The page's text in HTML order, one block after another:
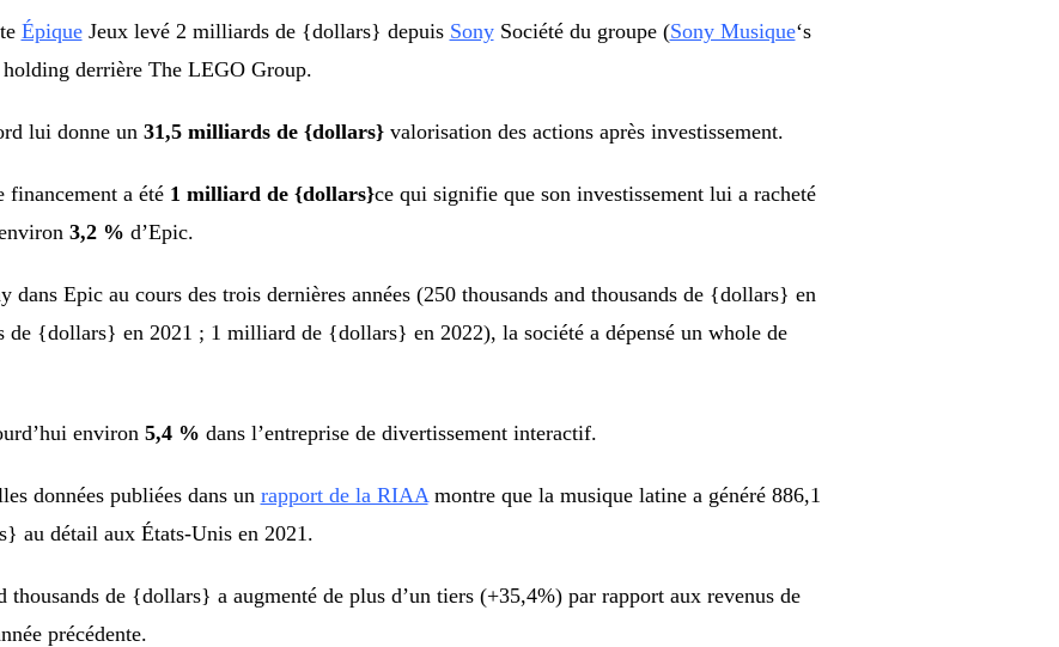
ÉpiqueJeux levé 2 milliards de {dollars} depuis SonySociété du groupe (Sony Musique‘s
derrière The LEGO Group.
lui donne un 31,5 milliards de {dollars}valorisation des actions après investissement.
a été1 milliard de {dollars}ce qui signifie que son investissement lui a racheté
3,2 % d’Epic.
dans Epic au cours des trois dernières années (250 thousands and thousands de {dollars} en
de {dollars} en 2021 ; 1 milliard de {dollars} en 2022), la société a dépensé un whole de
environ 5,4 % dans l’entreprise de divertissement interactif.
données publiées dans un rapport de la RIAA montre que la musique latine a généré 886,1
au détail aux États-Unis en 2021.
thousands de {dollars} a augmenté de plus d’un tiers (+35,4%) par rapport aux revenus de
précédente.